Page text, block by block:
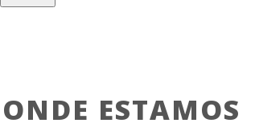
ONDE ESTAMOS